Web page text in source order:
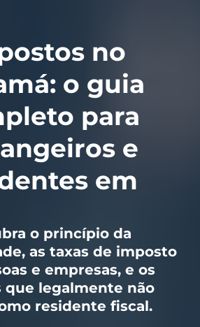
no
o guia
para
e
em
o princípio da
as taxas de imposto
e empresas, e os
que legalmente não
residente fiscal.